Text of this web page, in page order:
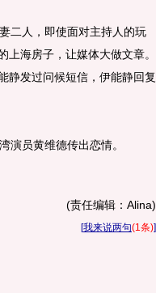
人，即使面对主持人的玩
海房子，让媒体大做文章。
静发过问候短信，伊能静回复
员黄维德传出恋情。
(责任编辑：Alina)
[我来说两句(1条)]